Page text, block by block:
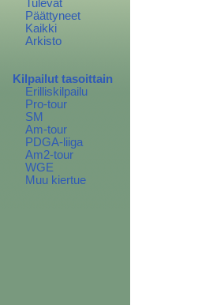
Tulevat
Päättyneet
Kaikki
Arkisto
Kilpailut tasoittain
Erilliskilpailu
Pro-tour
SM
Am-tour
PDGA-liiga
Am2-tour
WGE
Muu kiertue